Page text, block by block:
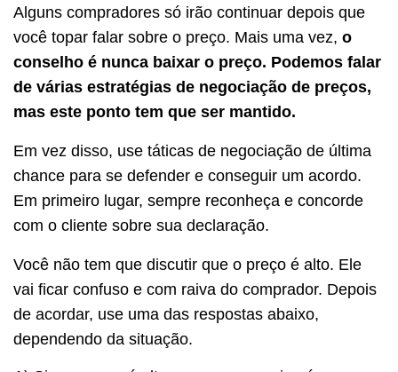
Alguns compradores só irão continuar depois que
você topar falar sobre o preço. Mais uma vez, o
conselho é nunca baixar o preço. Podemos falar
de várias estratégias de negociação de preços,
mas este ponto tem que ser mantido.
Em vez disso, use táticas de negociação de última
chance para se defender e conseguir um acordo.
Em primeiro lugar, sempre reconheça e concorde
com o cliente sobre sua declaração.
Você não tem que discutir que o preço é alto. Ele
vai ficar confuso e com raiva do comprador. Depois
de acordar, use uma das respostas abaixo,
dependendo da situação.